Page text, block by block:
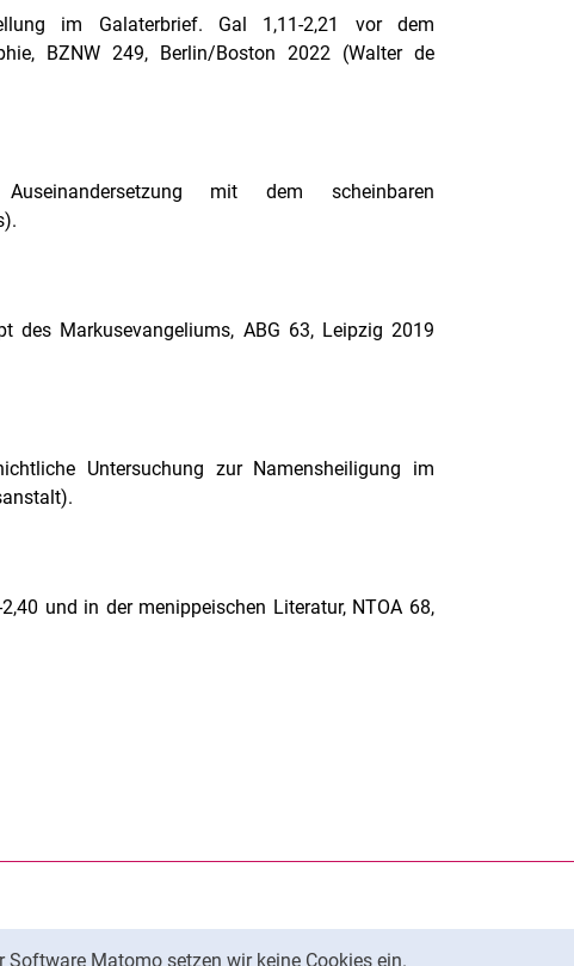
Matomo setzen wir keine Cookies ein.
im Galaterbrief. Gal 1,11-2,21 vor dem
BZNW 249, Berlin/Boston 2022 (Walter de
mit dem scheinbaren
des Markusevangeliums, ABG 63, Leipzig 2019
Untersuchung zur Namensheiligung im
und in der menippeischen Literatur, NTOA 68,
Link, öffnet neues Fenster)
teilen (externer Link, öffnet neues Fenster)